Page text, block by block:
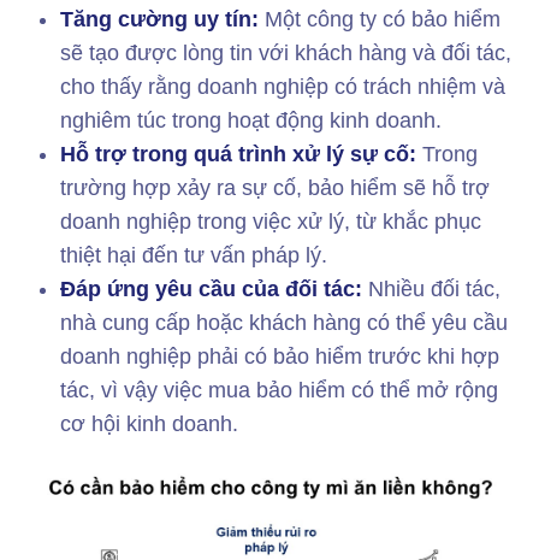
Tăng cường uy tín: Một công ty có bảo hiểm
sẽ tạo được lòng tin với khách hàng và đối tác,
cho thấy rằng doanh nghiệp có trách nhiệm và
nghiêm túc trong hoạt động kinh doanh.
Hỗ trợ trong quá trình xử lý sự cố: Trong
trường hợp xảy ra sự cố, bảo hiểm sẽ hỗ trợ
doanh nghiệp trong việc xử lý, từ khắc phục
thiệt hại đến tư vấn pháp lý.
Đáp ứng yêu cầu của đối tác: Nhiều đối tác,
nhà cung cấp hoặc khách hàng có thể yêu cầu
doanh nghiệp phải có bảo hiểm trước khi hợp
tác, vì vậy việc mua bảo hiểm có thể mở rộng
cơ hội kinh doanh.